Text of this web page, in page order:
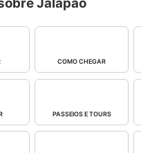
Jalapão
COMO CHEGAR
PASSEIOS E TOURS